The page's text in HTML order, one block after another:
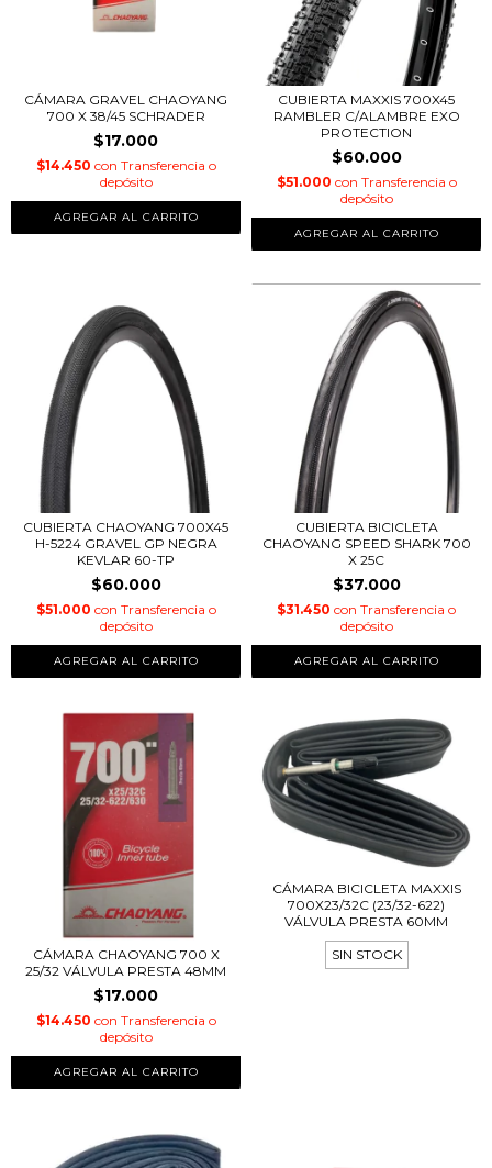
CÁMARA GRAVEL CHAOYANG
700 X 38/45 SCHRADER
$17.000
$14.450 con Transferencia o
depósito
CUBIERTA MAXXIS 700X45
RAMBLER C/ALAMBRE EXO
PROTECTION
$60.000
$51.000 con Transferencia o
depósito
CUBIERTA CHAOYANG 700X45
H-5224 GRAVEL GP NEGRA
KEVLAR 60-TP
$60.000
$51.000 con Transferencia o
depósito
CUBIERTA BICICLETA
CHAOYANG SPEED SHARK 700
X 25C
$37.000
$31.450 con Transferencia o
depósito
CÁMARA CHAOYANG 700 X
25/32 VÁLVULA PRESTA 48MM
$17.000
$14.450 con Transferencia o
depósito
CÁMARA BICICLETA MAXXIS
700X23/32C (23/32-622)
VÁLVULA PRESTA 60MM
SIN STOCK